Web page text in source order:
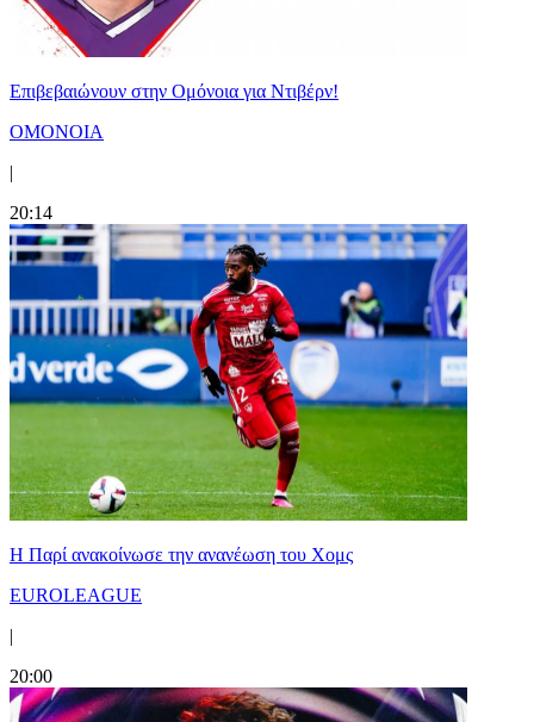
Επιβεβαιώνουν στην Ομόνοια για Ντιβέρν!
ΟΜΟΝΟΙΑ
|
20:14
Η Παρί ανακοίνωσε την ανανέωση του Χομς
EUROLEAGUE
|
20:00